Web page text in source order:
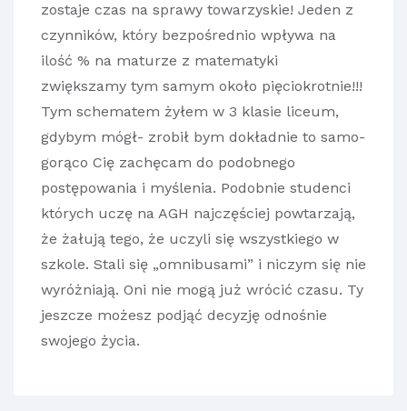
zostaje czas na sprawy towarzyskie! Jeden z
czynników, który bezpośrednio wpływa na
ilość % na maturze z matematyki
zwiększamy tym samym około pięciokrotnie!!!
Tym schematem żyłem w 3 klasie liceum,
gdybym mógł- zrobił bym dokładnie to samo-
gorąco Cię zachęcam do podobnego
postępowania i myślenia. Podobnie studenci
których uczę na AGH najczęściej powtarzają,
że żałują tego, że uczyli się wszystkiego w
szkole. Stali się „omnibusami” i niczym się nie
wyróżniają. Oni nie mogą już wrócić czasu. Ty
jeszcze możesz podjąć decyzję odnośnie
swojego życia.